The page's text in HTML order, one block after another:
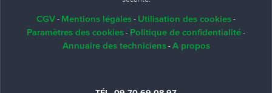
CGV - Mentions légales - Utilisation des cookies -
Paramètres des cookies - Politique de confidentialité -
Annuaire des techniciens- A propos